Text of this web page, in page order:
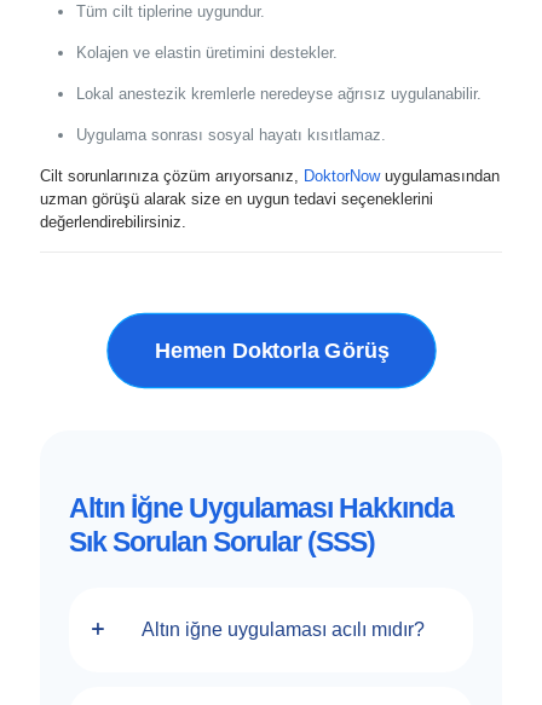
Tüm cilt tiplerine uygundur.
Kolajen ve elastin üretimini destekler.
Lokal anestezik kremlerle neredeyse ağrısız uygulanabilir.
Uygulama sonrası sosyal hayatı kısıtlamaz.
Cilt sorunlarınıza çözüm arıyorsanız, DoktorNowuygulamasından
uzman görüşü alarak size en uygun tedavi seçeneklerini
değerlendirebilirsiniz.
Hemen Doktorla Görüş
Altın İğne Uygulaması Hakkında
Sık Sorulan Sorular (SSS)
Altın iğne uygulaması acılı mıdır?